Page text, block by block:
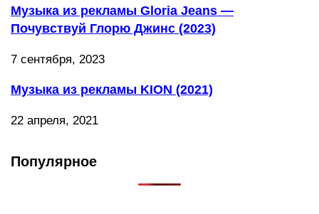
Музыка из рекламы Gloria Jeans —
Почувствуй Глорю Джинс (2023)
7 сентября, 2023
Музыка из рекламы KION (2021)
22 апреля, 2021
Популярное